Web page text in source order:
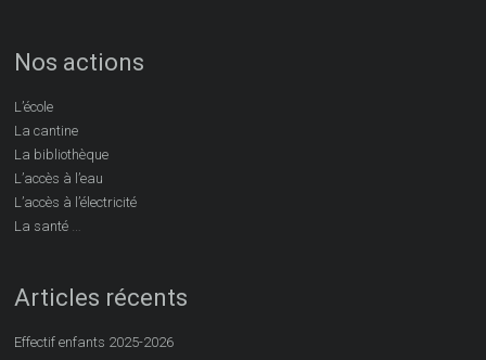
Nos actions
L’école
La cantine
La bibliothèque
L’accès à l’eau
L’accès à l’électricité
La santé
Articles récents
Effectif enfants 2025-2026